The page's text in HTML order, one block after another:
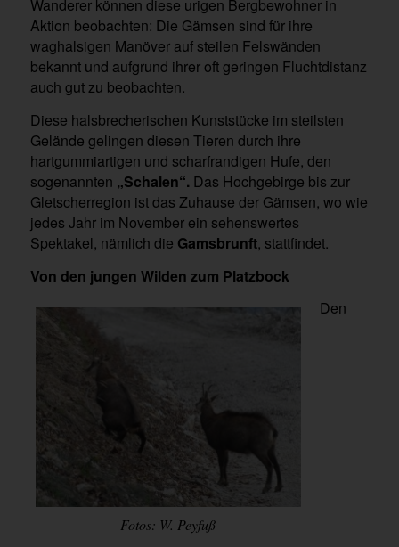
Wanderer können diese urigen Bergbewohner in
Aktion beobachten: Die Gämsen sind für ihre
waghalsigen Manöver auf steilen Felswänden
bekannt und aufgrund ihrer oft geringen Fluchtdistanz
auch gut zu beobachten.
Diese halsbrecherischen Kunststücke im steilsten
Gelände gelingen diesen Tieren durch ihre
hartgummiartigen und scharfrandigen Hufe, den
sogenannten „Schalen“. Das Hochgebirge bis zur
Gletscherregion ist das Zuhause der Gämsen, wo wie
jedes Jahr im November ein sehenswertes
Spektakel, nämlich die Gamsbrunft, stattfindet.
Von den jungen Wilden zum Platzbock
Fotos: W. Peyfuß
Den